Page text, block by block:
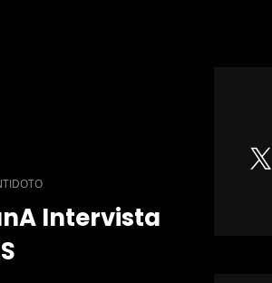
Intervista
X